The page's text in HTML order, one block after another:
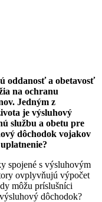
oddanosť a obetavosť
na ochranu
Jedným z
je výsluhový
službu a obetu pre
dôchodok vojakov
spojené s výsluhovým
ovplyvňujú výpočet
môžu príslušníci
dôchodok?